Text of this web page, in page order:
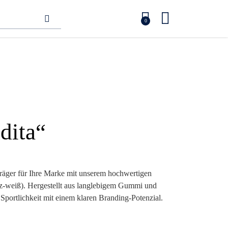
0
für Ihre Marke mit unserem hochwertigen
Hergestellt aus langlebigem Gummi und
mit einem klaren Branding-Potenzial.
auf dem Sportplatz – jeder Kick wird zur